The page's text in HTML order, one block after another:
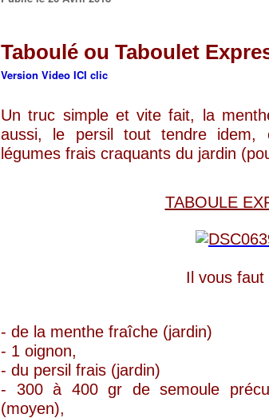
Taboulé ou Taboulet
Version Video ICI clic
Un truc simple et vite fait, la
aussi, le persil tout tendre
légumes frais craquants du jardin
TABOULE
Il vous faut
- de la menthe fraîche (jardin)
- 1 oignon,
- du persil frais (jardin)
- 300 à 400 gr de semoule
(moyen),